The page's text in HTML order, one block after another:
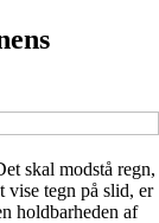
skal modstå regn,
vise tegn på slid, er
holdbarheden af